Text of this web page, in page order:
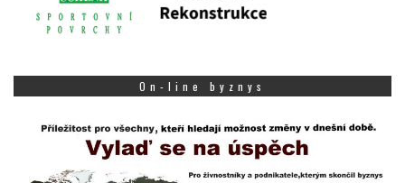
On-line byznys